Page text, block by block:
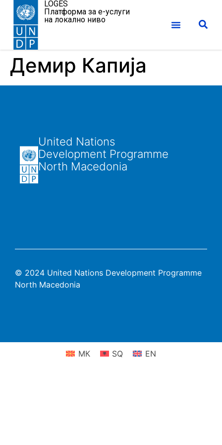
LOGES
Платформа за е-услуги
на локално ниво
Демир Капија
United Nations
Development Programme
North Macedonia
© 2024 United Nations Development Programme
North Macedonia
МК SQ EN